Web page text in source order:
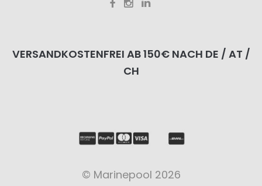
VERSANDKOSTENFREI AB 150€ NACH DE / AT /
CH
© Marinepool 2026